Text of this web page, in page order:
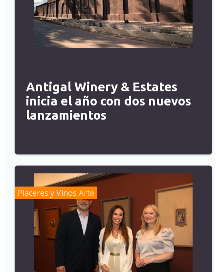
Antigal Winery & Estates
inicia el año con dos nuevos
lanzamientos
Placeres y Vinos Arte